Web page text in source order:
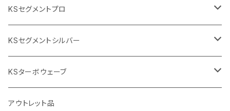
タイルニッパー
プロ用鏝（こて）
吸着盤
その他
撹拌軸
押し切り替え刃（手動切断機替え刃
電動切断機
タイルパッチ（ビブラート
105mm（4インチ）
125ｍｍ（5インチ）
KSセグメントプロ
105mm（4インチ）
通常品
ビス穴付き
125mm（5インチ）
通常品
150ｍｍ（6インチ）
KSセグメントシルバー
105mm（4インチ）
125mm（5インチ）
KSターボウェーブ
105mm（4インチ）
アウトレット品